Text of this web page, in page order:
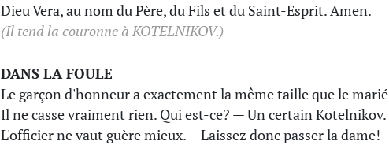
Dieu Vera, au nom du Père, du Fils et du Saint-Esprit. Amen.
(Il tend la couronne à KOTELNIKOV.)
DANS LA FOULE
Le garçon d'honneur a exactement la même taille que le
Il ne casse vraiment rien. Qui est-ce? — Un certain
L'officier ne vaut guère mieux. —Laissez donc passer la dame!